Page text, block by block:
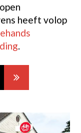
heeft volop
.